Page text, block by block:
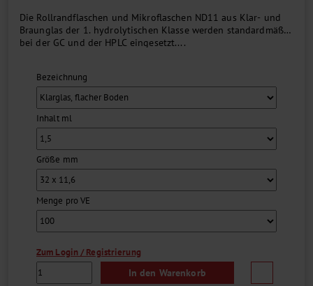
Die Rollrandflaschen und Mikroflaschen ND11 aus Klar- und
Braunglas der 1. hydrolytischen Klasse werden standardmäßig
bei der GC und der HPLC eingesetzt....
Bezeichnung
Inhalt ml
Größe mm
Menge pro VE
Zum Login / Registrierung
In den Warenkorb